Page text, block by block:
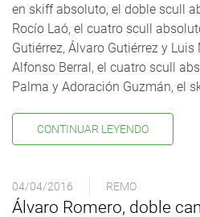
en skiff absoluto, el doble scull
Rocío Laó, el cuatro scull
Gutiérrez, Álvaro Gutiérrez y
Alfonso Berral, el cuatro scull
Palma y Adoración Guzmán, el
CONTINUAR LEYENDO
04/04/2016 REMO
Álvaro Romero, doble